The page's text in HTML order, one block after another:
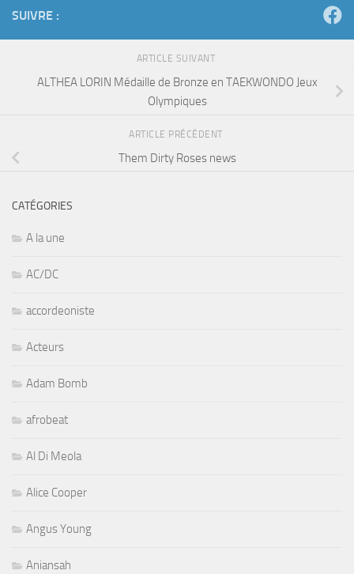
SUIVRE :
ARTICLE SUIVANT
ALTHEA LORIN Médaille de Bronze en TAEKWONDO Jeux
Olympiques
ARTICLE PRÉCÉDENT
Them Dirty Roses news
CATÉGORIES
A la une
AC/DC
accordeoniste
Acteurs
Adam Bomb
afrobeat
Al Di Meola
Alice Cooper
Angus Young
Aniansah